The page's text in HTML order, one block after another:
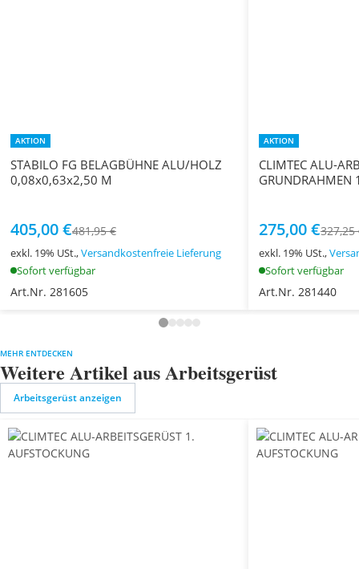
AKTION
STABILO FG BELAGBÜHNE ALU/HOLZ
0,08x0,63x2,50 M
405,00 €481,95 €
exkl. 19% USt.,Versandkostenfreie Lieferung
Sofort verfügbar
Art.Nr. 281605
AKTION
CLIMTEC ALU-
275,00 €327,25
exkl. 19% USt.,
Sofort verfügbar
Art.Nr. 281440
MEHR ENTDECKEN
Weitere Artikel aus Arbeitsgerüst
Arbeitsgerüst anzeigen